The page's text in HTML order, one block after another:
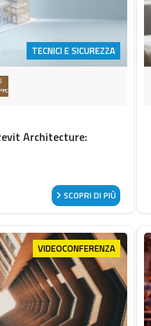
TECNICI E SICUREZZA
Architecture:
SCOPRI DI PIÙ
VIDEOCONFERENZA